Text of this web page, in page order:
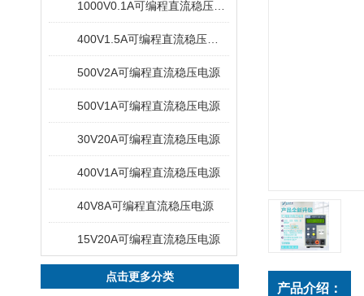
500V2A可编程直流稳压电源
500V1A可编程直流稳压电源
30V20A可编程直流稳压电源
400V1A可编程直流稳压电源
40V8A可编程直流稳压电源
15V20A可编程直流稳压电源
点击更多分类
产品介绍：